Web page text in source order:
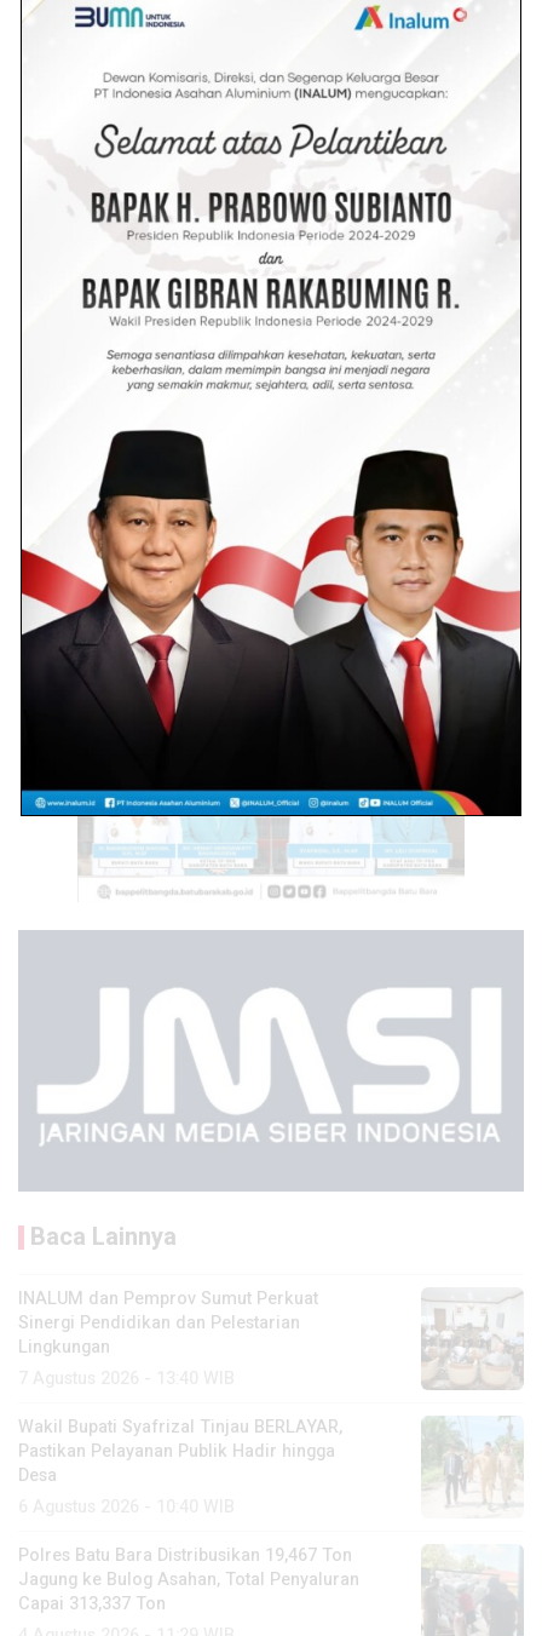
Baca Lainnya
INALUM dan Pemprov Sumut Perkuat
Sinergi Pendidikan dan Pelestarian
Lingkungan
Wakil Bupati Syafrizal Tinjau BERLAYAR,
Pastikan Pelayanan Publik Hadir hingga
Desa
Polres Batu Bara Distribusikan 19,467 Ton
Jagung ke Bulog Asahan, Total Penyaluran
Capai 313,337 Ton